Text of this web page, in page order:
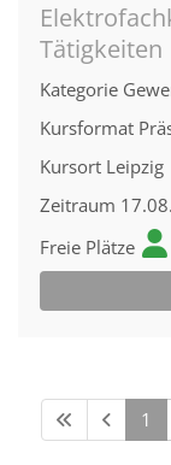
Tätigkeiten
Kategorie
Kursformat
Kursort Leipzig
Zeitraum
Freie Plätze
1